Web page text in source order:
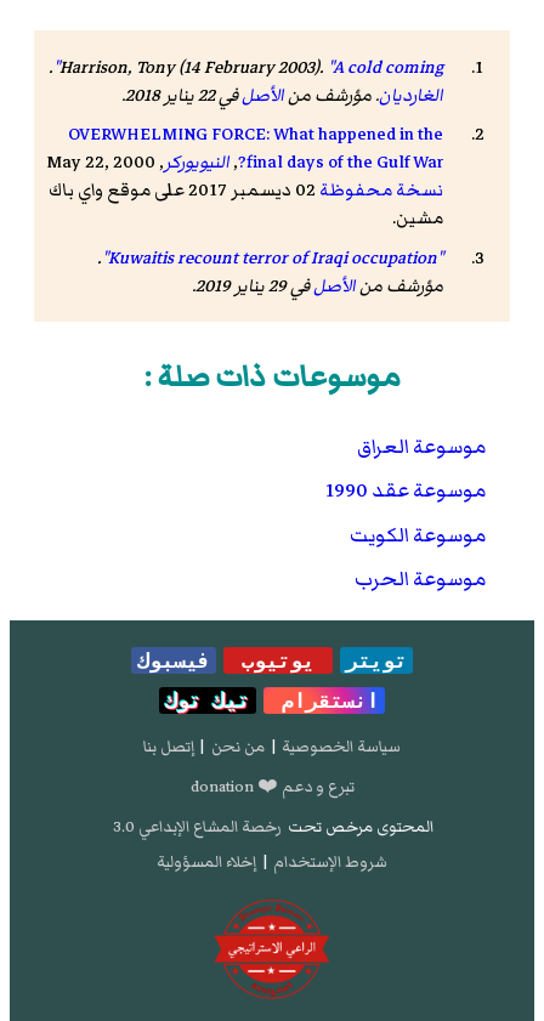
Harrison, Tony (14 February 2003). "A cold coming"
.
الغارديان. مؤرشف منالأصلفي 22 يناير 2018
.
OVERWHELMING FORCE: What happened in the
final days of the Gulf War?
,النيويوركر, May 22, 2000
نسخة محفوظة
02 ديسمبر 2017 على موقع واي باك
مشين.
"Kuwaitis recount terror of Iraqi occupation"
.
مؤرشف منالأصلفي 29 يناير 2019.
موسوعات ذات صلة :
موسوعة العراق
موسوعة عقد 1990
موسوعة الكويت
موسوعة الحرب
تويتر يوتيوب
فيسبوك
انستقرام
تيك توك
سياسة الخصوصية | من نحن | إتصل بنا
تبرع و دعم ❤️ donation
المحتوى مرخص تحت رخصة المشاع الإبداعي 3.0
شروط الإستخدام | إخلاء المسؤولية